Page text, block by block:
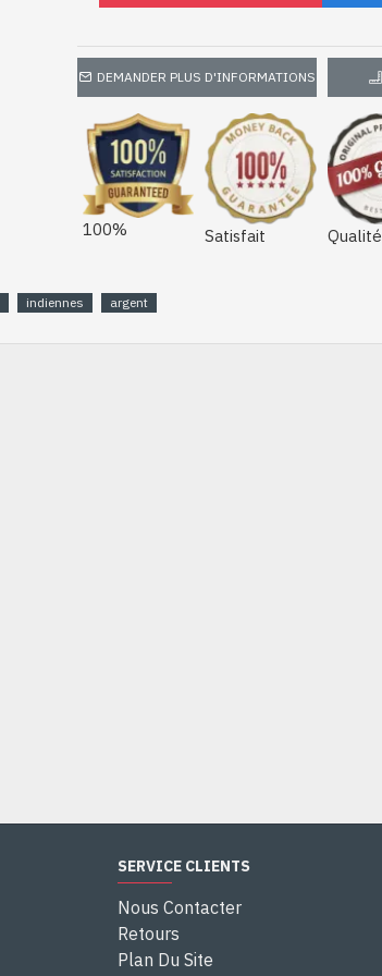
DEMANDER PLUS D'INFORMATIONS
100% Satisfait Qualité
indiennes argent
SERVICE CLIENTS
Nous Contacter
Retours
Plan Du Site